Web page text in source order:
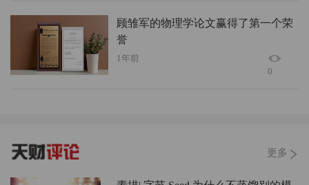
顾雏军的物理学论文赢得了第一个荣
誉
1年前
0
更多